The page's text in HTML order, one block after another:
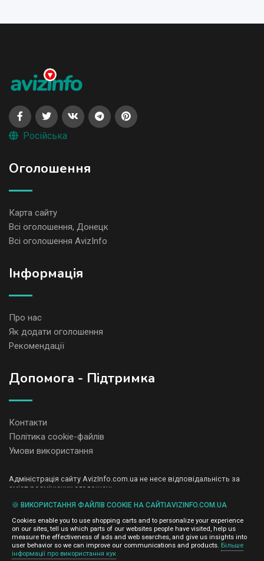
Російська
Оголошення
Карта сайту
Всі оголошення, Донецк
Всі оголошення AvizInfo
Iнформація
Про нас
Як додати оголошення
Рекомендації
Допомога - Підтримка
Контакти
Політика cookie-файлів
Умови використання
Адміністрація сайту AvizInfo.com.ua не несе відповідальність за
зміст розміщених оголошень.
і не продаємо особисту інформацію зареєстрованих користувачів
AvizInfo.com.ua третім особам. Ми не відповідаємо за правила
конфіденційності сайтів на які посилається AvizInfo.com.ua. На
деяких сторінках нашого сайту представлена реклама Google
Adsense Advertising Network. Щоб дізнатися детальніше про
правила конфіденційності Google
🍪 ВИКОРИСТАННЯ ФАЙЛІВ COOKIE НА САЙТІAVIZINFO.COM.UA
Cookies enable you to use shopping carts and to personalize your experience
on our sites, tell us which parts of our websites people have visited, help us
measure the effectiveness of ads and web searches, and give us insights into
user behavior so we can improve our communications and products. Більше
інформації про використання кук